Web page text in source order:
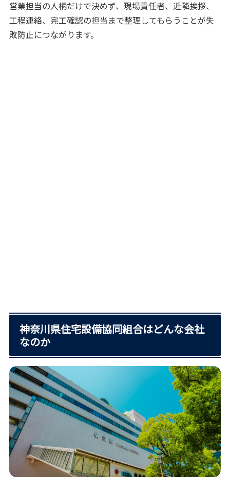
営業担当の人柄だけで決めず、現場責任者、近隣挨拶、
工程連絡、完工確認の担当まで整理してもらうことが失
敗防止につながります。
神奈川県住宅設備協同組合はどんな会社
なのか